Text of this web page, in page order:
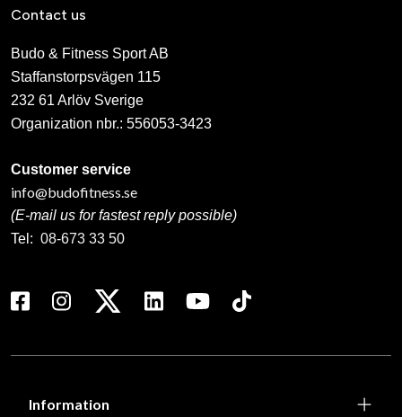
Contact us
Budo & Fitness Sport AB
Staffanstorpsvägen 115
232 61 Arlöv Sverige
Organization nbr.: 556053-3423
Customer service
info@budofitness.se
(E-mail us for fastest reply possible)
Tel: 08-673 33 50
Information